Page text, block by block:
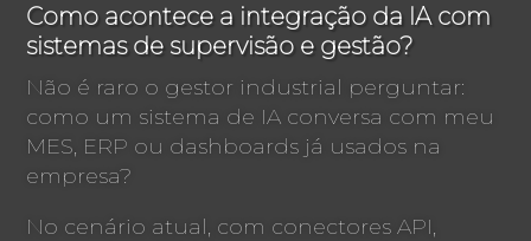
Como acontece a integração da IA com
sistemas de supervisão e gestão?
Não é raro o gestor industrial perguntar:
como um sistema de IA conversa com meu
MES, ERP ou dashboards já usados na
empresa?
No cenário atual, com conectores API,